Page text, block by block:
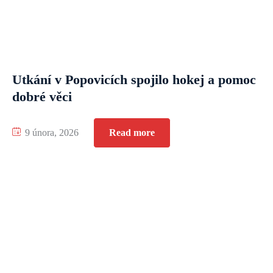
Utkání v Popovicích spojilo hokej a pomoc
dobré věci
9 února, 2026 Read more